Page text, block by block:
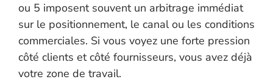
ou 5 imposent souvent un arbitrage immédiat
sur le positionnement, le canal ou les conditions
commerciales. Si vous voyez une forte pression
côté clients et côté fournisseurs, vous avez déjà
votre zone de travail.